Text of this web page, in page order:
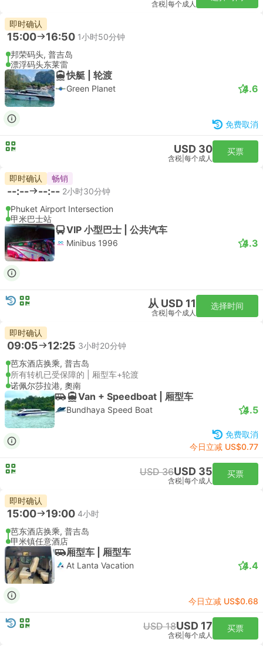
含税 每个成人
即时确认
15:00 16:50 1小时50分钟
邦荣码头, 普吉岛
漂浮码头东莱雷
快艇 | 轮渡
Green Planet 4.6
免费取消
USD 30
含税 每个成人
买票
即时确认 畅销
--:-- --:-- 2小时30分钟
Phuket Airport Intersection
甲米巴士站
VIP 小型巴士 | 公共汽车
Minibus 1996 4.3
从 USD 11
含税 每个成人
选择时间
即时确认
09:05 12:25 3小时20分钟
芭东酒店换乘, 普吉岛
所有转机已受保障的 | 厢型车+轮渡
诺佩尔莎拉港, 奧南
Van + Speedboat | 厢型车
Bundhaya Speed Boat 4.5
免费取消
今日立减 US$0.77
USD 36USD 35
含税 每个成人
买票
即时确认
15:00 19:00 4小时
芭东酒店换乘, 普吉岛
甲米镇任意酒店
厢型车 | 厢型车
At Lanta Vacation 4.4
今日立减 US$0.68
USD 18USD 17
含税 每个成人
买票